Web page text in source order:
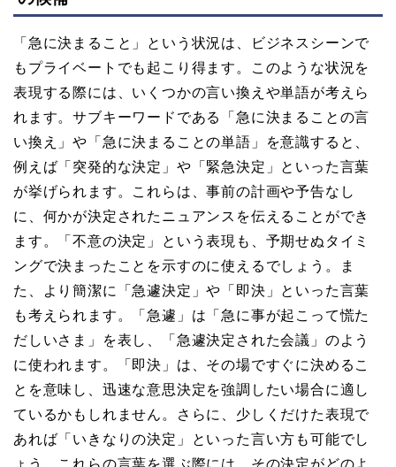
「急に決まること」という状況は、ビジネスシーンで
もプライベートでも起こり得ます。このような状況を
表現する際には、いくつかの言い換えや単語が考えら
れます。サブキーワードである「急に決まることの言
い換え」や「急に決まることの単語」を意識すると、
例えば「突発的な決定」や「緊急決定」といった言葉
が挙げられます。これらは、事前の計画や予告なし
に、何かが決定されたニュアンスを伝えることができ
ます。「不意の決定」という表現も、予期せぬタイミ
ングで決まったことを示すのに使えるでしょう。ま
た、より簡潔に「急遽決定」や「即決」といった言葉
も考えられます。「急遽」は「急に事が起こって慌た
だしいさま」を表し、「急遽決定された会議」のよう
に使われます。「即決」は、その場ですぐに決めるこ
とを意味し、迅速な意思決定を強調したい場合に適し
ているかもしれません。さらに、少しくだけた表現で
あれば「いきなりの決定」といった言い方も可能でし
ょう。これらの言葉を選ぶ際には、その決定がどのよ